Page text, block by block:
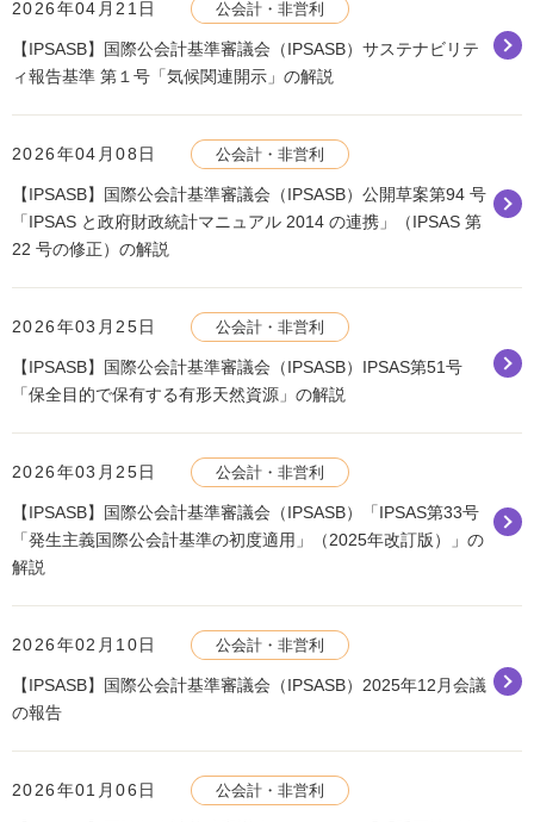
2026年04月21日 公会計・非営利
【IPSASB】国際公会計基準審議会（IPSASB）サステナビリテ
ィ報告基準 第１号「気候関連開示」の解説
2026年04月08日 公会計・非営利
【IPSASB】国際公会計基準審議会（IPSASB）公開草案第94 号
「IPSAS と政府財政統計マニュアル 2014 の連携」（IPSAS 第
22 号の修正）の解説
2026年03月25日 公会計・非営利
【IPSASB】国際公会計基準審議会（IPSASB）IPSAS第51号
「保全目的で保有する有形天然資源」の解説
2026年03月25日 公会計・非営利
【IPSASB】国際公会計基準審議会（IPSASB）「IPSAS第33号
「発生主義国際公会計基準の初度適用」（2025年改訂版）」の
解説
2026年02月10日 公会計・非営利
【IPSASB】国際公会計基準審議会（IPSASB）2025年12月会議
の報告
2026年01月06日 公会計・非営利